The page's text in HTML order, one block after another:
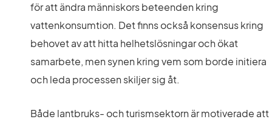
för att ändra människors beteenden kring
vattenkonsumtion. Det finns också konsensus kring
behovet av att hitta helhetslösningar och ökat
samarbete, men synen kring vem som borde initiera
och leda processen skiljer sig åt.
Både lantbruks- och turismsektorn är motiverade att